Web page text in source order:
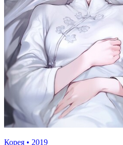
Корея • 2019